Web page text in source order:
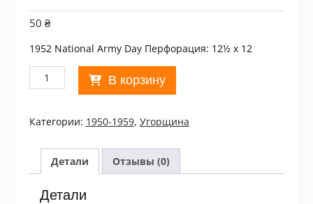
50 ₴
1952 National Army Day Перфорация: 12½ x 12
Количество
товара
1952
National
Army
/11001
В корзину
Категории: 1950-1959, Угорщина
Детали Отзывы (0)
Детали